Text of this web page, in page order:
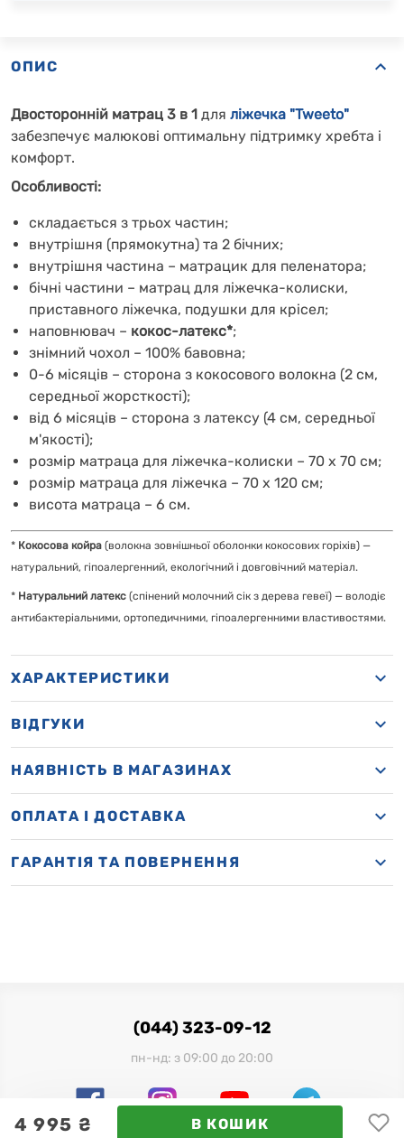
4 995 ₴ В КОШИК
ОПИС
Двосторонній матрац 3 в 1 для ліжечка "Tweeto"
забезпечує малюкові оптимальну підтримку хребта і
комфорт.
Особливості:
складається з трьох частин;
внутрішня (прямокутна) та 2 бічних;
внутрішня частина – матрацик для пеленатора;
бічні частини – матрац для ліжечка-колиски,
приставного ліжечка, подушки для крісел;
наповнювач – кокос-латекс*;
знімний чохол – 100% бавовна;
0-6 місяців – сторона з кокосового волокна (2 см,
середньої жорсткості);
від 6 місяців – сторона з латексу (4 см, середньої
м'якості);
розмір матраца для ліжечка-колиски – 70 х 70 см;
розмір матраца для ліжечка – 70 х 120 см;
висота матраца – 6 см.
* Кокосова койра (волокна зовнішньої оболонки кокосових горіхів) —
натуральний, гіпоалергенний, екологічний і довговічний матеріал.
* Натуральний латекс (спінений молочний сік з дерева гевеї) — володіє
антибактеріальними, ортопедичними, гіпоалергенними властивостями.
ХАРАКТЕРИСТИКИ
ВІДГУКИ
НАЯВНІСТЬ В МАГАЗИНАХ
OПЛАТА І ДОСТАВКА
ГАРАНТІЯ ТА ПОВЕРНЕННЯ
(044) 323-09-12
пн-нд: з 09:00 до 20:00